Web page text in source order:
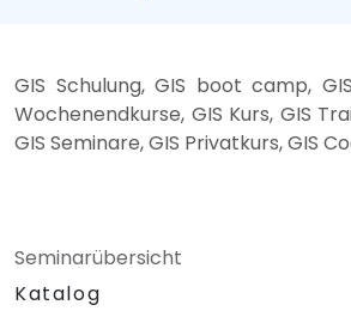
GIS Schulung, GIS boot camp,
Wochenendkurse, GIS Kurs, GIS
GIS Seminare, GIS Privatkurs, GIS
Seminarübersicht
Katalog